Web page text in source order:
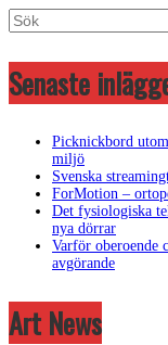
Senaste
Picknickbord
miljö
Svenska
ForMotion –
Det fysiologiska
nya dörrar
Varför oberoende
avgörande
Art News